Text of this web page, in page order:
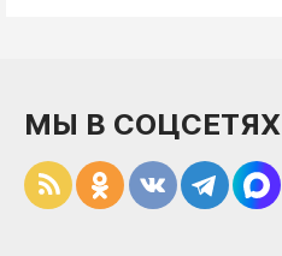
МЫ В СОЦСЕТЯХ